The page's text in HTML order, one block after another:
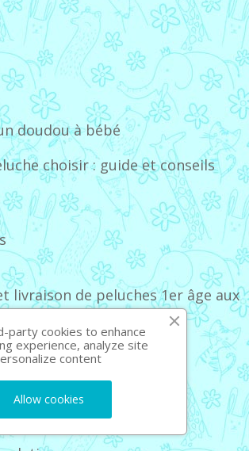
doudou à bébé
choisir : guide et conseils
livraison de peluches 1er âge aux
de vente
party cookies to enhance
experience, analyze site
content
Allow cookies